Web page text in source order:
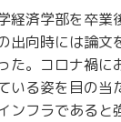
経済学部を卒業
出向時には論文
た。コロナ禍に
いる姿を目の当
ンフラであると